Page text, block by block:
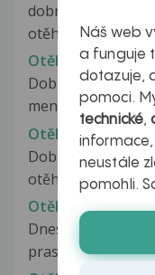
dobrý den, chtěla
otěhotnět při
Otěhotnění při
Dobrý den můžu
menstruaci druhy
Otěhotnění při
Dobrý den, chtěla
otěhotním.. s
Otěhotnění při
Dneska jsme měli
praskl kondom,
Náš web
a funguje
dotazuje,
pomoci.
technické,
neustále
pomohli.